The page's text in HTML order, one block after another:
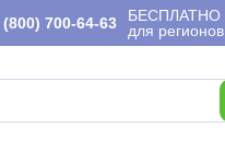
(800) 700-64-63
БЕСПЛАТНО
для регионов